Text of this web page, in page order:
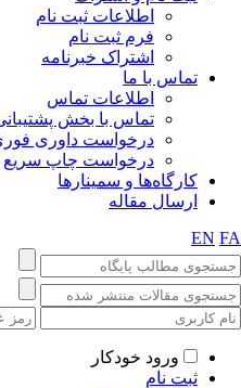
اطلاعات ثبت نام
فرم ثبت نام
اشتراک خبرنامه
تماس با ما
اطلاعات تماس
تماس با بخش پشتیبانی
درخواست داوری فوری
درخواست چاپ سریع
کارگاه‌ها و سمینارها
ارسال مقاله
EN
ورود خودکار
ثبت نام